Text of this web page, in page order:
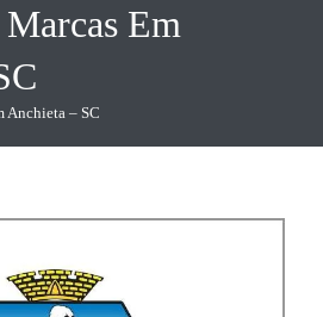
Em
Anchieta – SC